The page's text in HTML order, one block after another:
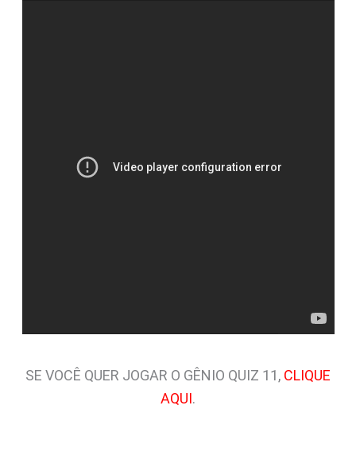
SE VOCÊ QUER JOGAR O GÊNIO QUIZ 11, CLIQUE
AQUI.